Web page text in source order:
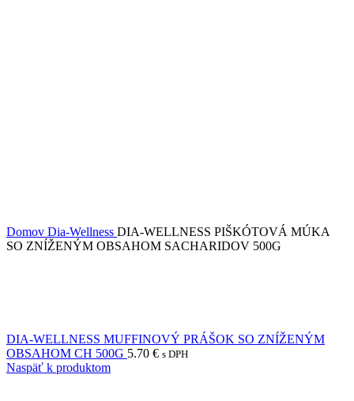
Domov Dia-Wellness DIA-WELLNESS PIŠKÓTOVÁ MÚKA
SO ZNÍŽENÝM OBSAHOM SACHARIDOV 500G
DIA-WELLNESS MUFFINOVÝ PRÁŠOK SO ZNÍŽENÝM
OBSAHOM CH 500G 5.70 € s DPH
Naspäť k produktom